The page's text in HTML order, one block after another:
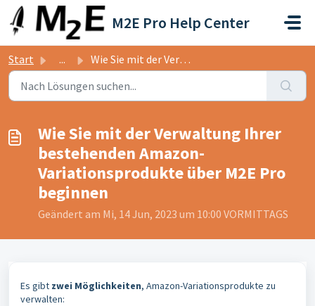
Zum hauptsächlichen Inhalt gehen
M2E Pro Help Center
Start ... Wie Sie mit der Verwaltung Ihrer bestehenden Amazon-Varia...
Wie Sie mit der Verwaltung Ihrer
bestehenden Amazon-
Variationsprodukte über M2E Pro
beginnen
Geändert am Mi, 14 Jun, 2023 um 10:00 VORMITTAGS
Es gibt zwei Möglichkeiten, Amazon-Variationsprodukte zu
verwalten: